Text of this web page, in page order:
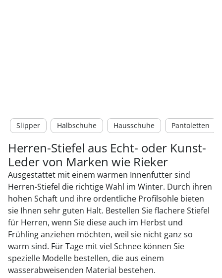
Slipper Halbschuhe Hausschuhe Pantoletten
Herren-Stiefel aus Echt- oder Kunst-
Leder von Marken wie Rieker
Ausgestattet mit einem warmen Innenfutter sind
Herren-Stiefel die richtige Wahl im Winter. Durch ihren
hohen Schaft und ihre ordentliche Profilsohle bieten
sie Ihnen sehr guten Halt. Bestellen Sie flachere Stiefel
für Herren, wenn Sie diese auch im Herbst und
Frühling anziehen möchten, weil sie nicht ganz so
warm sind. Für Tage mit viel Schnee können Sie
spezielle Modelle bestellen, die aus einem
wasserabweisenden Material bestehen.